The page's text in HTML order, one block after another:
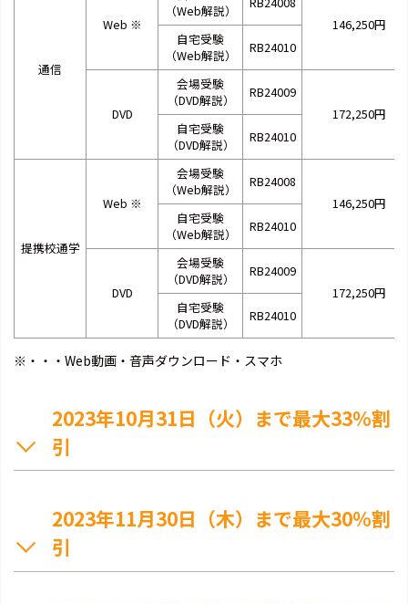
通信
Web ※
（Web解説）
146,250円
自宅受験
（Web解説）
RB24010
DVD
会場受験
（DVD解説）
RB24009
172,250円
自宅受験
（DVD解説）
RB24010
提携校通学
Web ※
会場受験
（Web解説）
RB24008
146,250円
自宅受験
（Web解説）
RB24010
DVD
会場受験
（DVD解説）
RB24009
172,250円
自宅受験
（DVD解説）
RB24010
※・・・Web動画・音声ダウンロード・スマホ
2023年10月31日（火）まで最大33％割
引
2023年11月30日（木）まで最大30％割
引